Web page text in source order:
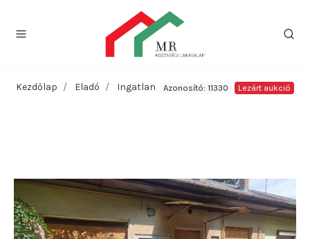
Kezdőlap Eladó Ingatlan Azonosító: 11330 Lezárt aukció